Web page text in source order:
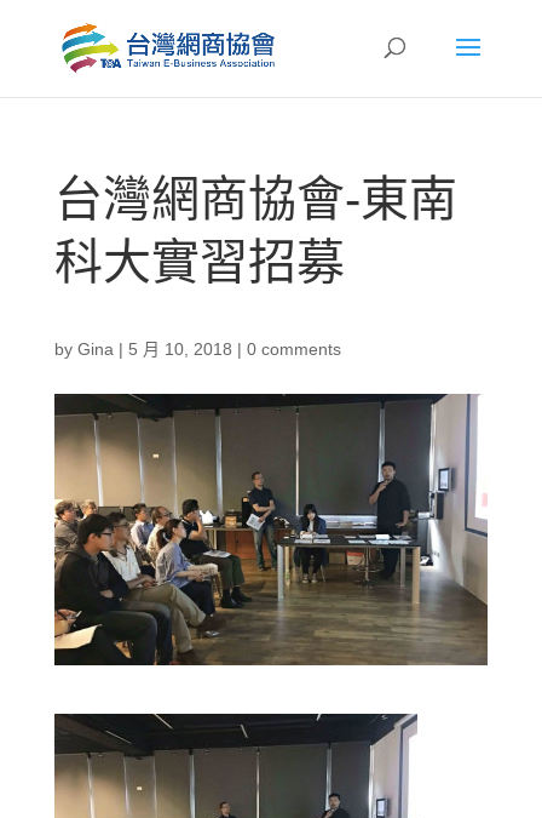
台灣網商協會-東南
科大實習招募
by Gina | 5 月 10, 2018 | 0 comments